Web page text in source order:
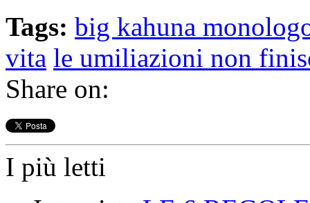
Tags: big kahuna
vita le umiliazioni non
Share on:
I più letti